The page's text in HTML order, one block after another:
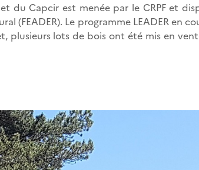
du Capcir est menée par le CRPF et
(FEADER). Le programme LEADER en
plusieurs lots de bois ont été mis en